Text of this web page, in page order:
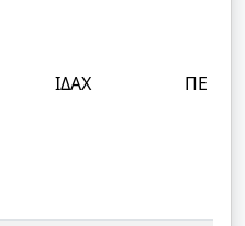
ΙΔΑΧ ΠΕ